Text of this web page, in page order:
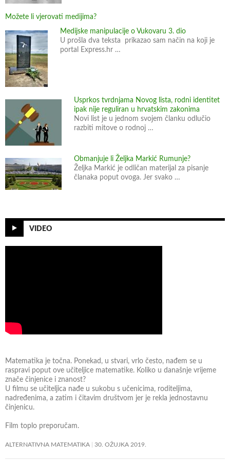
a
f
i
j
j
?
Možete li vjerovati medijima?
Medijske manipulacije o Vukovaru 3. dio
U prošla dva teksta prikazao sam način na koji je
portal Express.hr …
Usprkos tvrdnjama Novog lista, rodni identitet
ipak nije reguliran u hrvatskim zakonima
Novi list je u jednom svojem članku odlučio
razbiti mitove o rodnoj …
Obmanjuje li Željka Markić Rumunje?
Željka Markić je odličan materijal za pisanje
članaka poput ovoga. Jer svako …
VIDEO
Matematika je točna. Ponekad, u stvari, vrlo često, nađem se u
raspravi poput ove učiteljice matematike. Koliko u današnje vrijeme
znače činjenice i znanost?
U filmu se učiteljica nađe u sukobu s učenicima, roditeljima,
nadređenima, a zatim i čitavim društvom jer je rekla jednostavnu
činjenicu.
Film toplo preporučam.
ALTERNATIVNA MATEMATIKA 30. OŽUJKA 2019.